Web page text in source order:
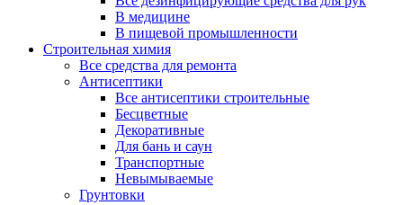
В медицине
В пищевой промышленности
Строительная химия
Все средства для ремонта
Антисептики
Все антисептики строительные
Бесцветные
Декоративные
Для бань и саун
Транспортные
Невымываемые
Грунтовки